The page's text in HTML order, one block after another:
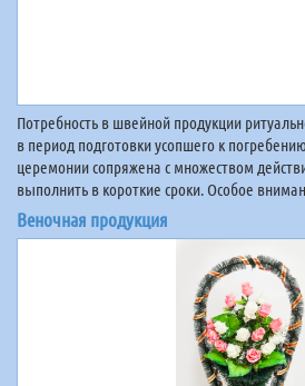
Потребность в швейной продукции
в период подготовки усопшего к
церемонии сопряжена с множеством
выполнить в короткие сроки. Особое
Веночная продукция